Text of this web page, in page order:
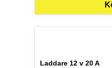
Laddare 12 v 20 A